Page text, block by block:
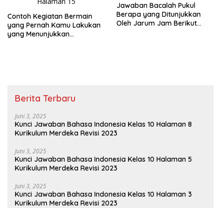
Contoh Kegiatan Bermain
yang Pernah Kamu Lakukan
yang Menunjukkan
Jawaban Bacalah Pukul
Berapa yang Ditunjukkan
Oleh Jarum Jam Berikut
Berita Terbaru
Juni 3, 2025
Kunci Jawaban Bahasa Indonesia Kelas 10 Halaman 8
Kurikulum Merdeka Revisi 2023
Juni 3, 2025
Kunci Jawaban Bahasa Indonesia Kelas 10 Halaman 5
Kurikulum Merdeka Revisi 2023
Juni 3, 2025
Kunci Jawaban Bahasa Indonesia Kelas 10 Halaman 3
Kurikulum Merdeka Revisi 2023